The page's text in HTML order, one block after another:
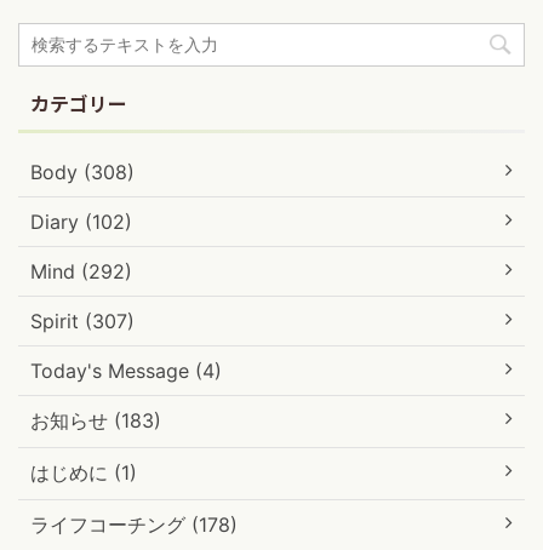
カテゴリー
Body (308)
Diary (102)
Mind (292)
Spirit (307)
Today's Message (4)
お知らせ (183)
はじめに (1)
ライフコーチング (178)